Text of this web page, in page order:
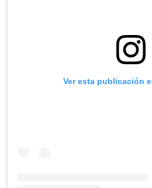
Ver esta publicación